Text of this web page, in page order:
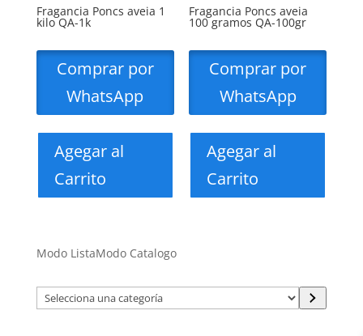
Fragancia Poncs aveia 1
kilo QA-1k
Comprar por
WhatsApp
Agegar al
Carrito
Fragancia Poncs aveia
100 gramos QA-100gr
Comprar por
WhatsApp
Agegar al
Carrito
Modo ListaModo Catalogo
Selecciona
una